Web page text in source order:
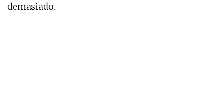
demasiado.